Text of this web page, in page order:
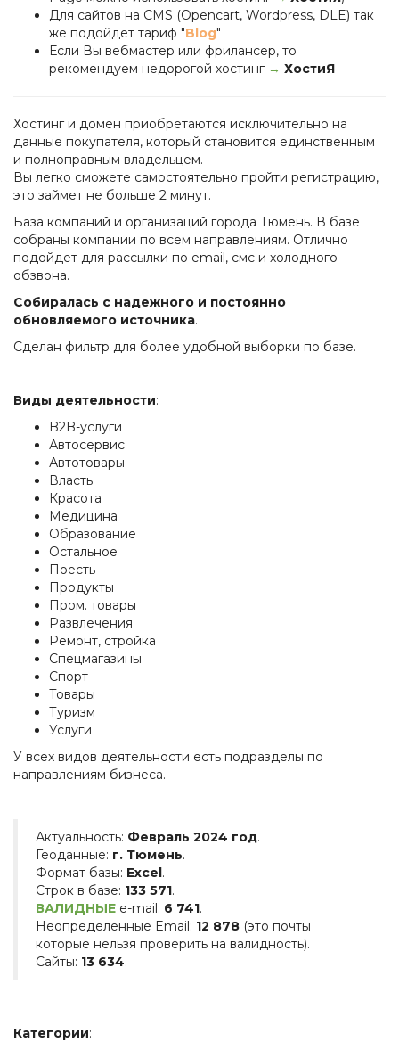
Для сайтов на CMS (Opencart, Wordpress, DLE) так
же подойдет тариф "Blog"
Если Вы вебмастер или фрилансер, то
рекомендуем недорогой хостинг → ХостиЯ
Хостинг и домен приобретаются исключительно на
данные покупателя, который становится единственным
и полноправным владельцем.
Вы легко сможете самостоятельно пройти регистрацию,
это займет не больше 2 минут.
База компаний и организаций города Тюмень. В базе
собраны компании по всем направлениям. Отлично
подойдет для рассылки по email, смс и холодного
обзвона.
Собиралась с надежного и постоянно
обновляемого источника.
Сделан фильтр для более удобной выборки по базе.
Виды деятельности:
B2B-услуги
Автосервис
Автотовары
Власть
Красота
Медицина
Образование
Остальное
Поесть
Продукты
Пром. товары
Развлечения
Ремонт, стройка
Спецмагазины
Спорт
Товары
Туризм
Услуги
У всех видов деятельности есть подразделы по
направлениям бизнеса.
Актуальность: Февраль 2024 год.
Геоданные: г. Тюмень.
Формат базы: Excel.
Строк в базе: 133 571.
ВАЛИДНЫЕ e-mail: 6 741.
Неопределенные Email: 12 878 (это почты
которые нельзя проверить на валидность).
Сайты: 13 634.
Категории: